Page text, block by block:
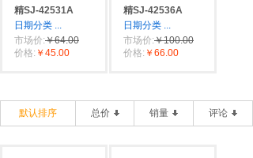
精SJ-42531A
日期分类 ...
市场价:￥64.00
价格: ￥45.00
精SJ-42536A
日期分类 ...
市场价:￥100.00
价格: ￥66.00
默认排序 总价 销量 评论